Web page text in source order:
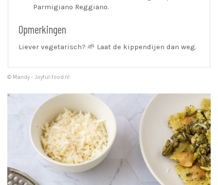
Parmigiano Reggiano.
Opmerkingen
Liever vegetarisch? 🌱 Laat de kippendijen dan weg.
© Mandy - Joyful-food.nl